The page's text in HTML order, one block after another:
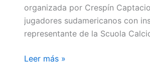
organizada por Crespín
jugadores sudamericanos con
representante de la Scuola
Leer más »